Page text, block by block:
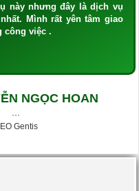
này nhưng đây là dịch vụ
Mình rất yên tâm giao
công việc .
NGỌC HOAN
···
Gentis